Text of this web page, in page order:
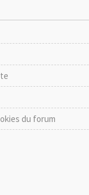
du forum